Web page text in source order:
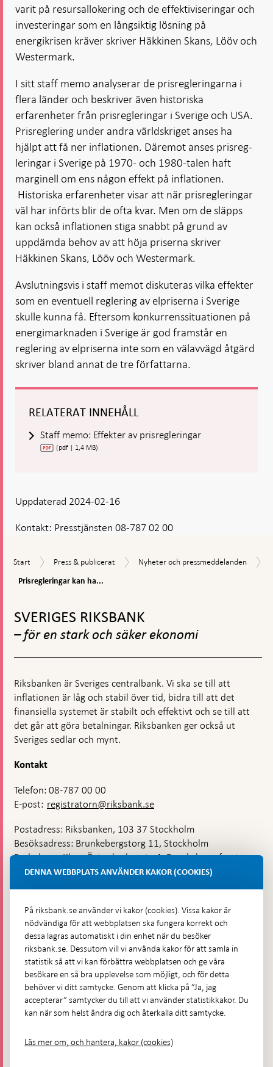
varit på resursalloke­ring och de effektiviseringar och
investeringar som en lång­siktig lös­ning på
energikrisen kräver skriver Häkkinen Skans, Lööv och
Westermark.
I sitt staff memo analyserar de prisregleringarna i
flera länder och beskriver även historiska
erfarenheter från prisregleringar i Sverige och USA.
Prisreglering under andra världskriget anses ha
hjälpt att få ner inflationen. Däremot anses prisreg­
lerin­gar i Sverige på 1970- och 1980-talen haft
marginell om ens någon effekt på inflationen.
Historiska erfarenheter visar att när prisregleringar
väl har införts blir de ofta kvar. Men om de släpps
kan också inflationen stiga snabbt på grund av
uppdämda behov av att höja priserna skriver
Häkkinen Skans, Lööv och Westermark.
Avslutningsvis i staff memot diskuteras vilka effekter
som en eventuell reglering av elpriserna i Sverige
skulle kunna få. Eftersom konkurrenssituationen på
energimarkna­den i Sverige är god framstår en
reglering av elpriserna inte som en välavvägd åtgärd
skriver bland annat de tre författarna.
RELATERAT INNEHÅLL
Staff memo: Effekter av prisregleringar
(pdf | 1,4 MB)
Kontakt: Presstjänsten 08-787 02 00
Uppdaterad 2024-02-16
Start
Start
Press
publicerat
Press & publicerat
Nyheter
Nyheter och pressmeddelanden
Prisregleringar
–
men
kostnaden
Prisregleringar kan ha...
toppnavigation
SVERIGES RIKSBANK
– för en stark och säker ekonomi
Riksbanken är Sveriges centralbank. Vi ska se till att
inflationen är låg och stabil över tid, bidra till att det
finansiella systemet är stabilt och effektivt och se till att
det går att göra betalningar. Riksbanken ger också ut
Sveriges sedlar och mynt.
Kontakt
Telefon: 08-787 00 00
E-post: registratorn@riksbank.se
Postadress: Riksbanken, 103 37 Stockholm
Besöksadress: Brunkebergstorg 11, Stockholm
Budadress: Klara Östra kyrkogata 4, Brunkebergsfaret,
Lastplats 6
Hitta direkt
Frågor och svar-
Öppnas
i
ny
flik
Till Riksbankens webbarkiv-
Öppnas
i
ny
Presskontakt
Integritetspolicy
DENNA WEBBPLATS ANVÄNDER KAKOR (COOKIES)
På riksbank.se använder vi kakor (cookies). Vissa kakor är
nödvändiga för att webbplatsen ska fungera korrekt och
dessa lagras automatiskt i din enhet när du besöker
riksbank.se. Dessutom vill vi använda kakor för att samla in
statistik så att vi kan förbättra webbplatsen och ge våra
besökare en så bra upplevelse som möjligt, och för detta
behöver vi ditt samtycke. Genom att klicka på ”Ja, jag
accepterar” samtycker du till att vi använder statistikkakor. Du
kan när som helst ändra dig och återkalla ditt samtycke.
Läs mer om, och hantera, kakor (cookies)